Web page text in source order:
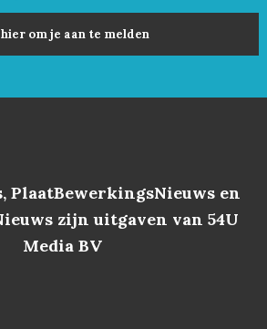
om je aan te melden
PlaatBewerkingsNieuws en
zijn uitgaven van 54U
Media BV